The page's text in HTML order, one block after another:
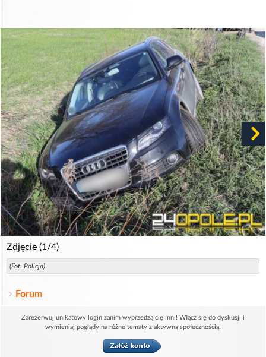
Zdjęcie (1/4)
(Fot. Policja)
Forum
Zarezerwuj unikatowy login zanim wyprzedzą cię inni! Włącz się do dyskusji i
wymieniaj poglądy na różne tematy z aktywną społecznością.